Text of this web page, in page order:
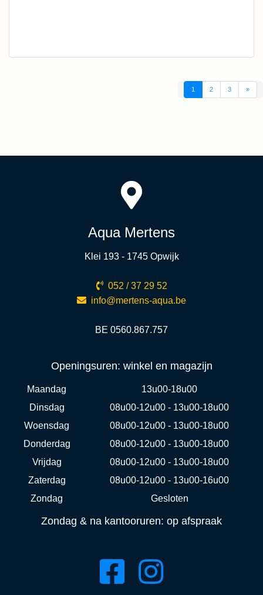
1 2 3 »
Aqua Mertens
Klei 193 - 1745 Opwijk
052 / 37 29 52
info@mertens-aqua.be
BE 0560.867.757
Openingsuren: winkel en magazijn
Maandag
13u00-18u00
Dinsdag
08u00-12u00 - 13u00-18u00
Woensdag
08u00-12u00 - 13u00-18u00
Donderdag
08u00-12u00 - 13u00-18u00
Vrijdag
08u00-12u00 - 13u00-18u00
Zaterdag
08u00-12u00 - 13u00-16u00
Zondag
Gesloten
Zondag & na kantooruren: op afspraak